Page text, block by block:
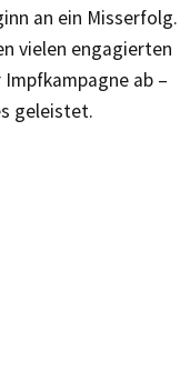
an ein Misserfolg.
vielen engagierten
ab –
geleistet.